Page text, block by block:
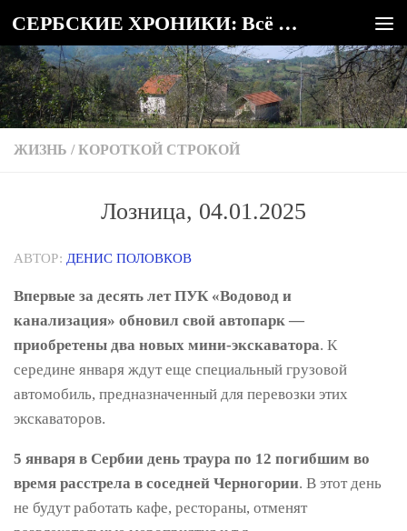
Под записью СЕРБСКИЕ ХРОНИКИ: Всё о Сербии
ЖИЗНЬ / КОРОТКОЙ СТРОКОЙ
Лозница, 04.01.2025
АВТОР: ДЕНИС ПОЛОВКОВ
Впервые за десять лет ПУК «Водовод и
канализация» обновил свой автопарк —
приобретены два новых мини-экскаватора. К
середине января ждут еще специальный грузовой
автомобиль, предназначенный для перевозки этих
экскаваторов.
5 января в Сербии день траура по 12 погибшим во
время расстрела в соседней Черногории. В этот день
не будут работать кафе, рестораны, отменят